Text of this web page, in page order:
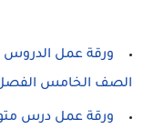
ورقة عمل الدروس
الصف الخامس الفصل الاول
ورقة عمل درس